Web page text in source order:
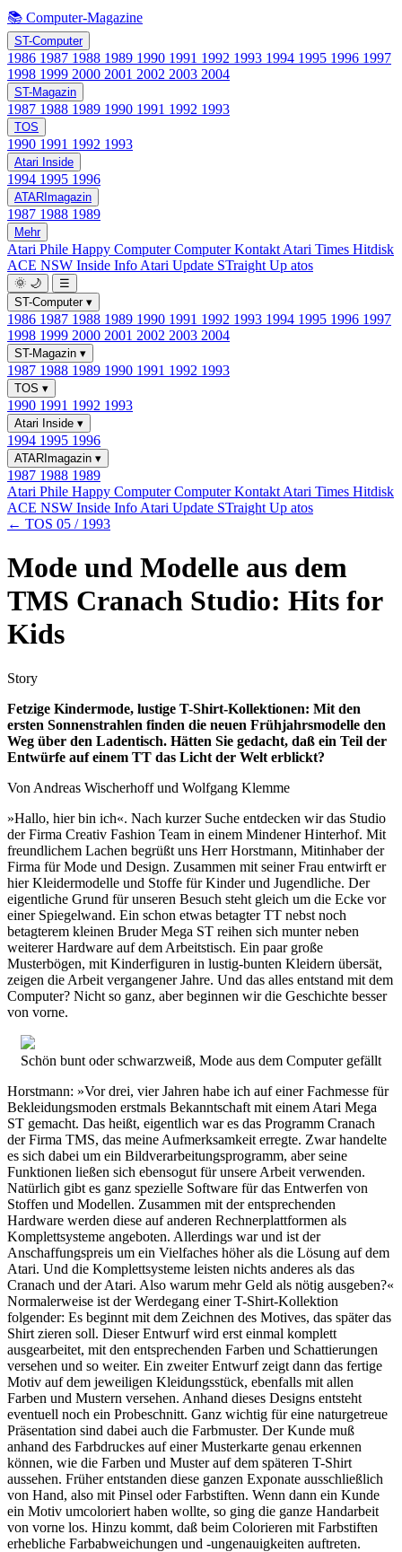
📚 Computer-Magazine
ST-Computer
1986 1987 1988 1989 1990 1991 1992 1993 1994 1995 1996 1997
1998 1999 2000 2001 2002 2003 2004
ST-Magazin
1987 1988 1989 1990 1991 1992 1993
TOS
1990 1991 1992 1993
Atari Inside
1994 1995 1996
ATARImagazin
1987 1988 1989
Mehr
Atari Phile Happy ComputerComputer Kontakt Atari Times Hitdisk
ACE NSW Inside Info Atari Update STraight Up atos
🌞 🌙
☰
ST-Computer ▾
1986 1987 1988 1989 1990 1991 1992 1993 1994 1995 1996 1997
1998 1999 2000 2001 2002 2003 2004
ST-Magazin ▾
1987 1988 1989 1990 1991 1992 1993
TOS ▾
1990 1991 1992 1993
Atari Inside ▾
1994 1995 1996
ATARImagazin ▾
1987 1988 1989
Atari Phile Happy ComputerComputer Kontakt Atari Times Hitdisk
ACE NSW Inside Info Atari Update STraight Up atos
← TOS 05 / 1993
Mode und Modelle aus dem
TMS Cranach Studio: Hits for
Kids
Story
Fetzige Kindermode, lustige T-Shirt-Kollektionen: Mit den
ersten Sonnenstrahlen finden die neuen Frühjahrsmodelle den
Weg über den Ladentisch. Hätten Sie gedacht, daß ein Teil der
Entwürfe auf einem TT das Licht der Welt erblickt?
Von Andreas Wischerhoff und Wolfgang Klemme
»Hallo, hier bin ich«. Nach kurzer Suche entdecken wir das Studio
der Firma Creativ Fashion Team in einem Mindener Hinterhof. Mit
freundlichem Lachen begrüßt uns Herr Horstmann, Mitinhaber der
Firma für Mode und Design. Zusammen mit seiner Frau entwirft er
hier Kleidermodelle und Stoffe für Kinder und Jugendliche. Der
eigentliche Grund für unseren Besuch steht gleich um die Ecke vor
einer Spiegelwand. Ein schon etwas betagter TT nebst noch
betagterem kleinen Bruder Mega ST reihen sich munter neben
weiterer Hardware auf dem Arbeitstisch. Ein paar große
Musterbögen, mit Kinderfiguren in lustig-bunten Kleidern übersät,
zeigen die Arbeit vergangener Jahre. Und das alles entstand mit dem
Computer? Nicht so ganz, aber beginnen wir die Geschichte besser
von vorne.
Schön bunt oder schwarzweiß, Mode aus dem Computer gefällt
Horstmann: »Vor drei, vier Jahren habe ich auf einer Fachmesse für
Bekleidungsmoden erstmals Bekanntschaft mit einem Atari Mega
ST gemacht. Das heißt, eigentlich war es das Programm Cranach
der Firma TMS, das meine Aufmerksamkeit erregte. Zwar handelte
es sich dabei um ein Bildverarbeitungsprogramm, aber seine
Funktionen ließen sich ebensogut für unsere Arbeit verwenden.
Natürlich gibt es ganz spezielle Software für das Entwerfen von
Stoffen und Modellen. Zusammen mit der entsprechenden
Hardware werden diese auf anderen Rechnerplattformen als
Komplettsysteme angeboten. Allerdings war und ist der
Anschaffungspreis um ein Vielfaches höher als die Lösung auf dem
Atari. Und die Komplettsysteme leisten nichts anderes als das
Cranach und der Atari. Also warum mehr Geld als nötig ausgeben?«
Normalerweise ist der Werdegang einer T-Shirt-Kollektion
folgender: Es beginnt mit dem Zeichnen des Motives, das später das
Shirt zieren soll. Dieser Entwurf wird erst einmal komplett
ausgearbeitet, mit den entsprechenden Farben und Schattierungen
versehen und so weiter. Ein zweiter Entwurf zeigt dann das fertige
Motiv auf dem jeweiligen Kleidungsstück, ebenfalls mit allen
Farben und Mustern versehen. Anhand dieses Designs entsteht
eventuell noch ein Probeschnitt. Ganz wichtig für eine naturgetreue
Präsentation sind dabei auch die Farbmuster. Der Kunde muß
anhand des Farbdruckes auf einer Musterkarte genau erkennen
können, wie die Farben und Muster auf dem späteren T-Shirt
aussehen. Früher entstanden diese ganzen Exponate ausschließlich
von Hand, also mit Pinsel oder Farbstiften. Wenn dann ein Kunde
ein Motiv umcoloriert haben wollte, so ging die ganze Handarbeit
von vorne los. Hinzu kommt, daß beim Colorieren mit Farbstiften
erhebliche Farbabweichungen und -ungenauigkeiten auftreten.